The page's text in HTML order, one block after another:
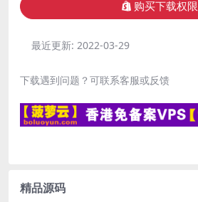
购买下载权限
最近更新: 2022-03-29
下载遇到问题？可联系客服或反馈
精品源码